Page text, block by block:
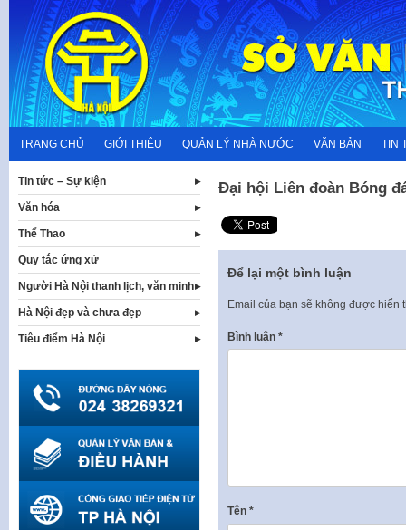
content
TRANG CHỦ GIỚI THIỆU QUẢN LÝ NHÀ NƯỚC VĂN BẢN TIN
Đại hội Liên đoàn Bóng
Để lại một bình luận
Email của bạn sẽ không được hiển
Bình luận *
Tên *
Tin tức – Sự kiện
Văn hóa
Thể Thao
Quy tắc ứng xử
Người Hà Nội thanh lịch, văn minh
Hà Nội đẹp và chưa đẹp
Tiêu điểm Hà Nội